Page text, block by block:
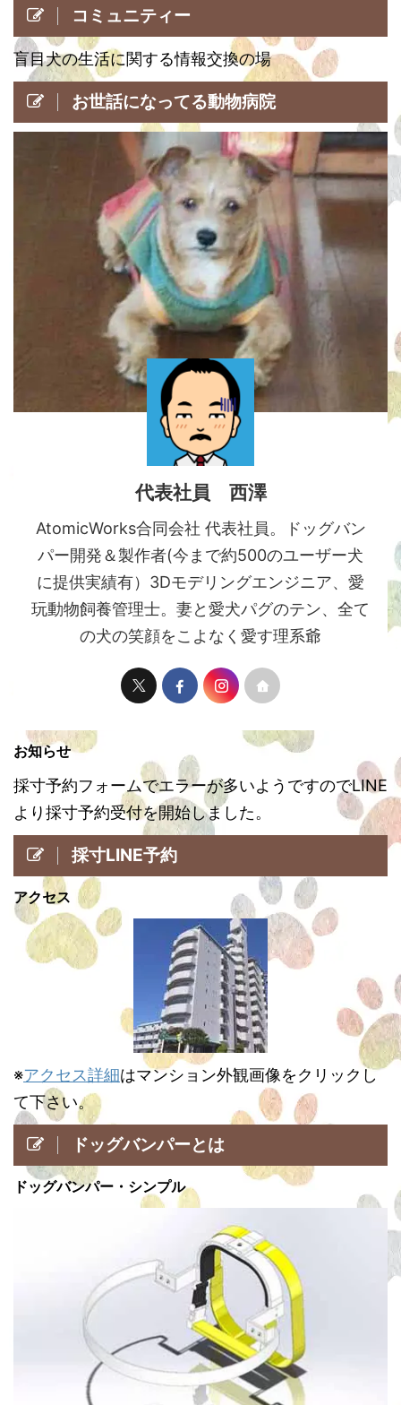
コミュニティー
盲目犬の生活に関する情報交換の場
お世話になってる動物病院
代表社員 西澤
AtomicWorks合同会社 代表社員。ドッグバン
パー開発＆製作者(今まで約500のユーザー犬
に提供実績有）3Dモデリングエンジニア、愛
玩動物飼養管理士。妻と愛犬パグのテン、全て
の犬の笑顔をこよなく愛す理系爺
お知らせ
採寸予約フォームでエラーが多いようですのでLINE
より採寸予約受付を開始しました。
採寸LINE予約
アクセス
※アクセス詳細はマンション外観画像をクリックし
て下さい。
ドッグバンパーとは
ドッグバンパー・シンプル